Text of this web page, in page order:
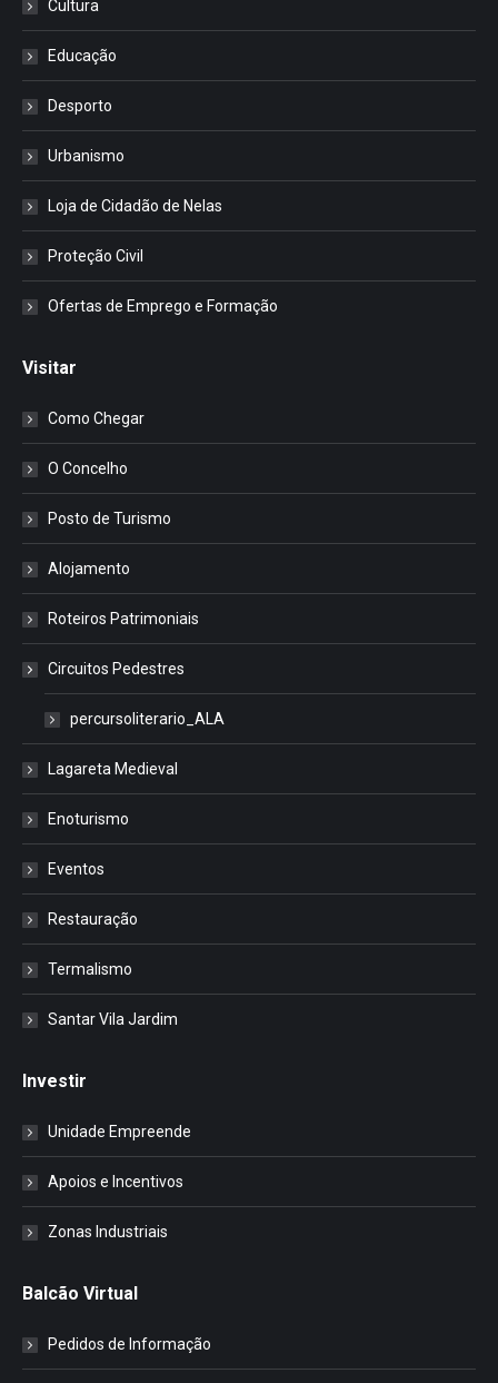
Cultura
Educação
Desporto
Urbanismo
Loja de Cidadão de Nelas
Proteção Civil
Ofertas de Emprego e Formação
Visitar
Como Chegar
O Concelho
Posto de Turismo
Alojamento
Roteiros Patrimoniais
Circuitos Pedestres
percursoliterario_ALA
Lagareta Medieval
Enoturismo
Eventos
Restauração
Termalismo
Santar Vila Jardim
Investir
Unidade Empreende
Apoios e Incentivos
Zonas Industriais
Balcão Virtual
Pedidos de Informação